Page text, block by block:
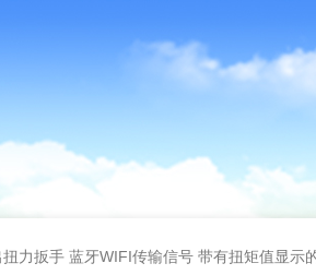
力扳手 蓝牙WIFI传输信号 带有扭矩值显示